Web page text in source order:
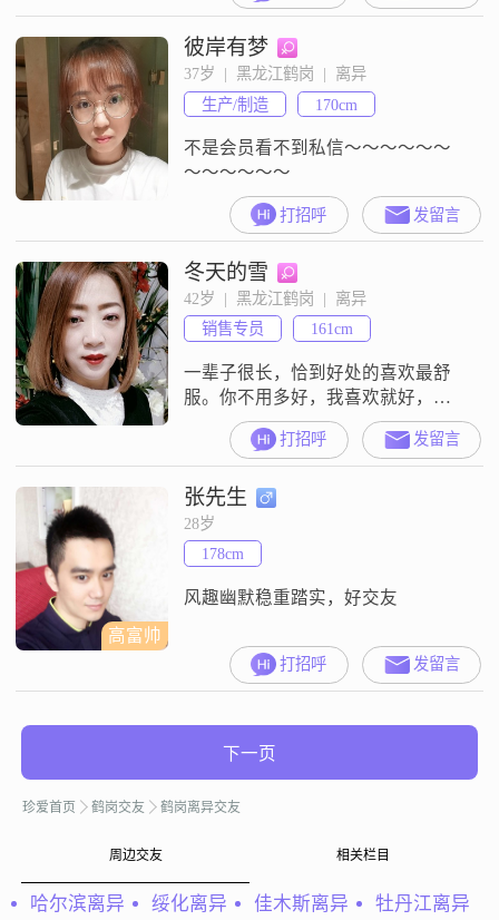
彼岸有梦
37岁  |  黑龙江鹤岗  |  离异
生产/制造
170cm
不是会员看不到私信～～～～～～
～～～～～～
打招呼 发留言
冬天的雪
42岁  |  黑龙江鹤岗  |  离异
销售专员
161cm
一辈子很长，恰到好处的喜欢最舒
服。你不用多好，我喜欢就好，我
没有很好，你不嫌弃就好。
打招呼 发留言
高富帅
张先生
28岁
178cm
风趣幽默稳重踏实，好交友
打招呼 发留言
下一页
珍爱首页 鹤岗交友 鹤岗离异交友
周边交友 相关栏目
哈尔滨离异 绥化离异 佳木斯离异 牡丹江离异